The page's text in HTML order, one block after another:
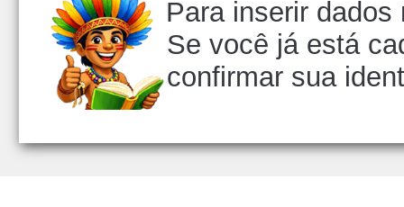
Para inserir
Se você já está
confirmar sua